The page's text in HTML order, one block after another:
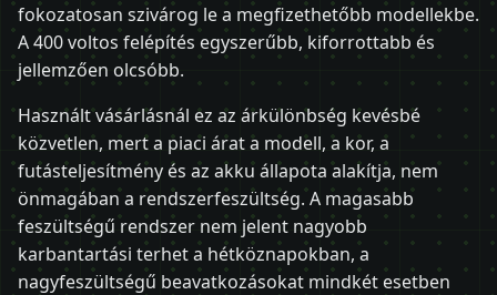
fokozatosan szivárog le a megfizethetőbb modellekbe.
A 400 voltos felépítés egyszerűbb, kiforrottabb és
jellemzően olcsóbb.
Használt vásárlásnál ez az árkülönbség kevésbé
közvetlen, mert a piaci árat a modell, a kor, a
futásteljesítmény és az akku állapota alakítja, nem
önmagában a rendszerfeszültség. A magasabb
feszültségű rendszer nem jelent nagyobb
karbantartási terhet a hétköznapokban, a
nagyfeszültségű beavatkozásokat mindkét esetben